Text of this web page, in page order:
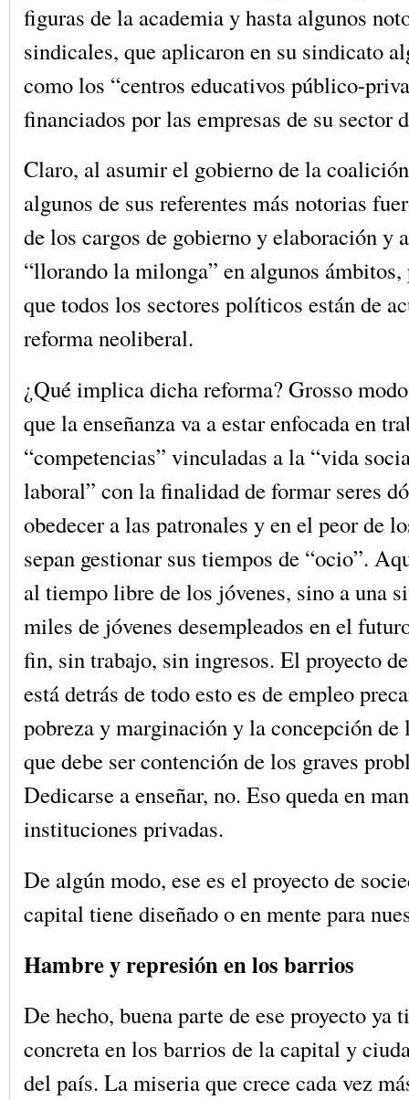
figuras de la academia y hasta algunos
sindicales, que aplicaron en su sindicato
como los “centros educativos público-
financiados por las empresas de su sector
Claro, al asumir el gobierno de la
algunos de sus referentes más notorias
de los cargos de gobierno y elaboración y
“llorando la milonga” en algunos
que todos los sectores políticos están de
reforma neoliberal.
¿Qué implica dicha reforma? Grosso
que la enseñanza va a estar enfocada en
“competencias” vinculadas a la “vida
laboral” con la finalidad de formar seres
obedecer a las patronales y en el peor de
sepan gestionar sus tiempos de “ocio”.
al tiempo libre de los jóvenes, sino a una
miles de jóvenes desempleados en el
fin, sin trabajo, sin ingresos. El proyecto
está detrás de todo esto es de empleo
pobreza y marginación y la concepción de
que debe ser contención de los graves
Dedicarse a enseñar, no. Eso queda en
instituciones privadas.
De algún modo, ese es el proyecto de
capital tiene diseñado o en mente para
Hambre y represión en los barrios
De hecho, buena parte de ese proyecto ya
concreta en los barrios de la capital y
del país. La miseria que crece cada vez